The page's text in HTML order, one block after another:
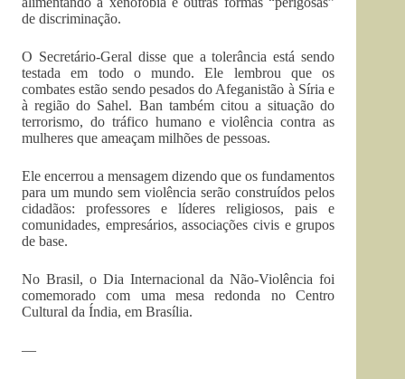
de discriminação.
O Secretário-Geral disse que a tolerância está sendo
testada em todo o mundo. Ele lembrou que os
combates estão sendo pesados do Afeganistão à Síria e
à região do Sahel. Ban também citou a situação do
terrorismo, do tráfico humano e violência contra as
mulheres que ameaçam milhões de pessoas.
Ele encerrou a mensagem dizendo que os fundamentos
para um mundo sem violência serão construídos pelos
cidadãos: professores e líderes religiosos, pais e
comunidades, empresários, associações civis e grupos
de base.
No Brasil, o Dia Internacional da Não-Violência foi
comemorado com uma mesa redonda no Centro
Cultural da Índia, em Brasília.
—